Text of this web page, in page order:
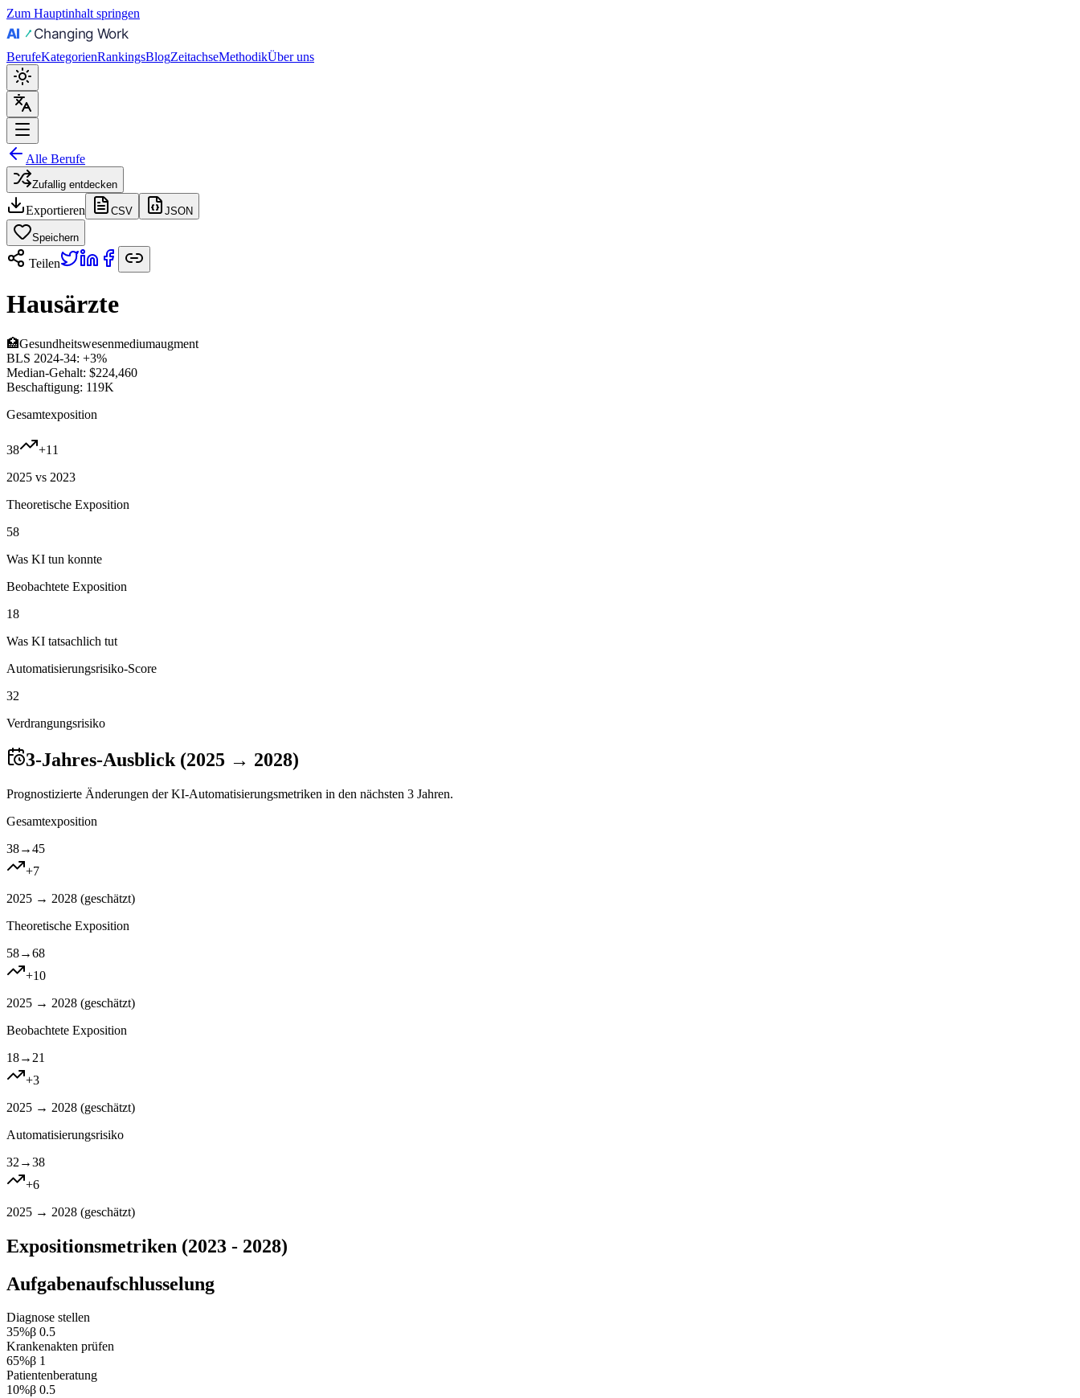
Zum Hauptinhalt springen
BerufeKategorienRankingsBlogZeitachseMethodikÜber uns
Alle Berufe
Zufallig entdecken
Exportieren CSV JSON
Speichern
Teilen
Hausärzte
🏥Gesundheitswesenmediumaugment
BLS 2024-34: +3%
Median-Gehalt: $224,460
Beschaftigung: 119K
Gesamtexposition
38 +11
2025 vs 2023
Theoretische Exposition
58
Was KI tun konnte
Beobachtete Exposition
18
Was KI tatsachlich tut
Automatisierungsrisiko-Score
32
Verdrangungsrisiko
3-Jahres-Ausblick (2025 → 2028)
Prognostizierte Änderungen der KI-Automatisierungsmetriken in den nächsten 3 Jahren.
Gesamtexposition
38→45
+7
2025 → 2028 (geschätzt)
Theoretische Exposition
58→68
+10
2025 → 2028 (geschätzt)
Beobachtete Exposition
18→ 21
+3
2025 → 2028 (geschätzt)
Automatisierungsrisiko
32 →38
+6
2025 → 2028 (geschätzt)
Expositionsmetriken (2023 - 2028)
Aufgabenaufschlusselung
Diagnose stellen
35%β 0.5
Krankenakten prüfen
65%β 1
Patientenberatung
10%β 0.5